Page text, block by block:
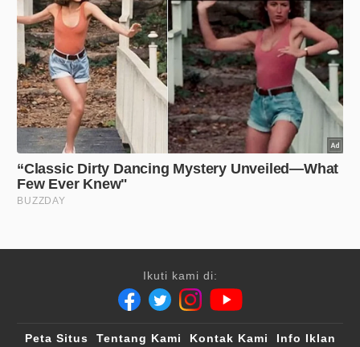
Ikuti kami di:
Peta Situs Tentang Kami Kontak Kami Info Iklan